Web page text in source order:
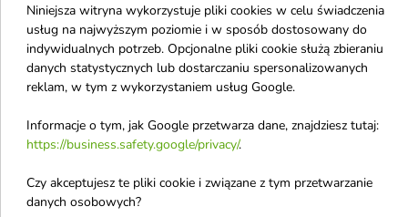
Mixsoon
Menokin
Moev
Max Factor
Made in Lab
Niniejsza witryna wykorzystuje pliki cookies w celu świadczenia
usług na najwyższym poziomie i w sposób dostosowany do
indywidualnych potrzeb. Opcjonalne pliki cookie służą zbieraniu
danych statystycznych lub dostarczaniu spersonalizowanych
reklam, w tym z wykorzystaniem usług Google.
Informacje o tym, jak Google przetwarza dane, znajdziesz tutaj:
https://business.safety.google/privacy/.
Czy akceptujesz te pliki cookie i związane z tym przetwarzanie
danych osobowych?